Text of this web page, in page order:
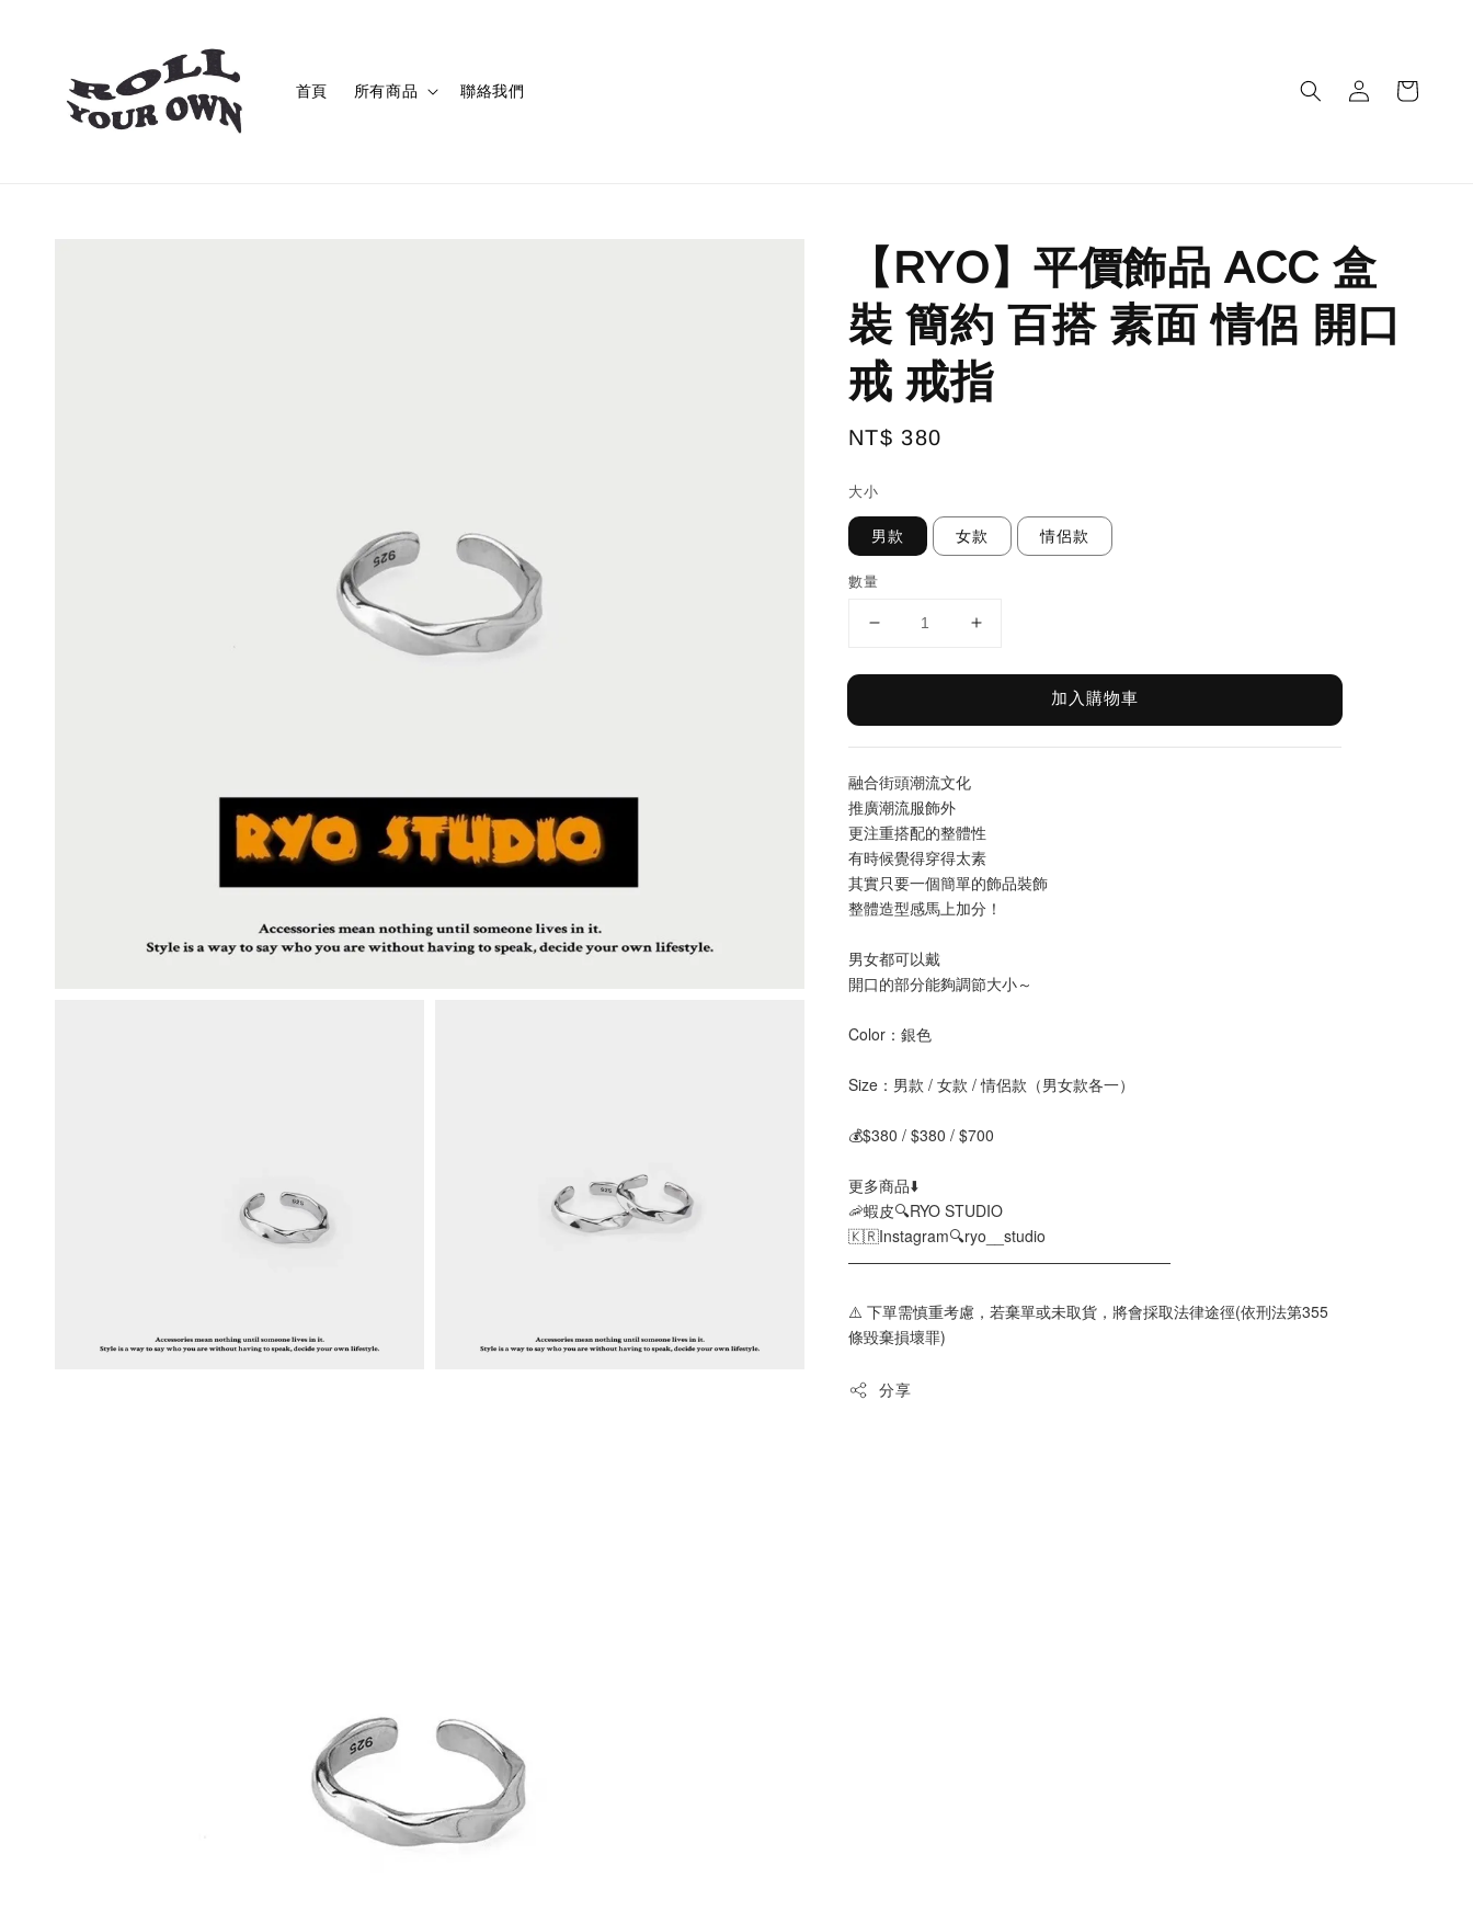
首頁 所有商品 聯絡我們
【RYO】平價飾品 ACC 盒
裝 簡約 百搭 素面 情侶 開口
戒 戒指
Regular
NT$ 380
大小
男款 女款 情侶款
數量
加入購物車
融合街頭潮流文化
推廣潮流服飾外
更注重搭配的整體性
有時候覺得穿得太素
其實只要一個簡單的飾品裝飾
整體造型感馬上加分！
男女都可以戴
開口的部分能夠調節大小～
Color：銀色
Size：男款 / 女款 / 情侶款（男女款各一）
💰$380 / $380 / $700
更多商品⬇️
🦐蝦皮🔍RYO STUDIO
🇰🇷Instagram🔍ryo__studio
—————————————————————
⚠️ 下單需慎重考慮，若棄單或未取貨，將會採取法律途徑(依刑法第355
條毀棄損壞罪)
分享